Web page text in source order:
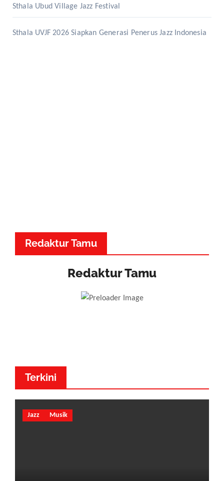
Sthala Ubud Village Jazz Festival
Sthala UVJF 2026 Siapkan Generasi Penerus Jazz Indonesia
Redaktur Tamu
Redaktur Tamu
Terkini
Jazz Musik